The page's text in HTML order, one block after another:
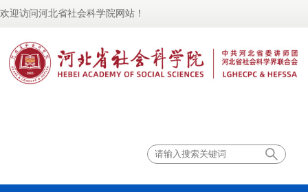
欢迎访问河北省社会科学院网站！